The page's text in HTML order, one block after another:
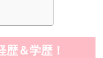
＆学歴！